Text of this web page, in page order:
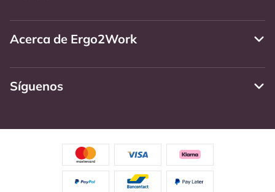
Acerca de Ergo2Work
Síguenos